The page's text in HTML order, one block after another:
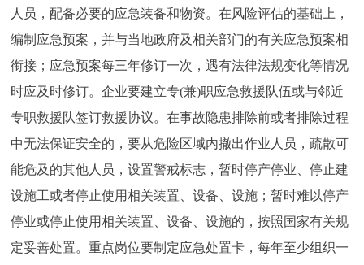
人员，配备必要的应急装备和物资。在风险评估的基础上，
编制应急预案，并与当地政府及相关部门的有关应急预案相
衔接；应急预案每三年修订一次，遇有法律法规变化等情况
时应及时修订。企业要建立专(兼)职应急救援队伍或与邻近
专职救援队签订救援协议。在事故隐患排除前或者排除过程
中无法保证安全的，要从危险区域内撤出作业人员，疏散可
能危及的其他人员，设置警戒标志，暂时停产停业、停止建
设施工或者停止使用相关装置、设备、设施；暂时难以停产
停业或停止使用相关装置、设备、设施的，按照国家有关规
定妥善处置。重点岗位要制定应急处置卡，每年至少组织一